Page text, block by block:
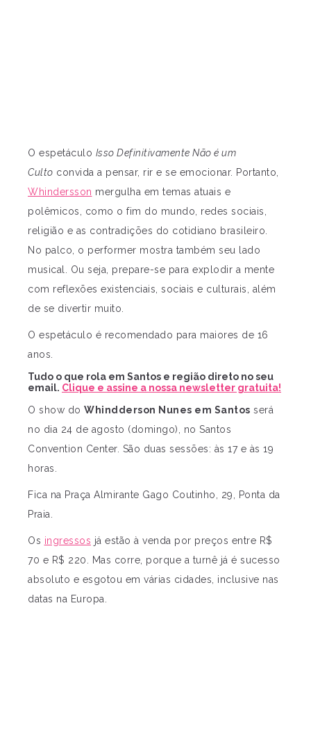
O espetáculo Isso Definitivamente Não é um
Culto convida a pensar, rir e se emocionar. Portanto,
Whindersson mergulha em temas atuais e
polêmicos, como o fim do mundo, redes sociais,
religião e as contradições do cotidiano brasileiro.
No palco, o performer mostra também seu lado
musical. Ou seja, prepare-se para explodir a mente
com reflexões existenciais, sociais e culturais, além
de se divertir muito.
O espetáculo é recomendado para maiores de 16
anos.
Tudo o que rola em Santos e região direto no seu
email. Clique e assine a nossa newsletter gratuita!
O show do Whindderson Nunes em Santos será
no dia 24 de agosto (domingo), no Santos
Convention Center. São duas sessões: às 17 e às 19
horas.
Fica na Praça Almirante Gago Coutinho, 29, Ponta da
Praia.
Os ingressos já estão à venda por preços entre R$
70 e R$ 220. Mas corre, porque a turnê já é sucesso
absoluto e esgotou em várias cidades, inclusive nas
datas na Europa.